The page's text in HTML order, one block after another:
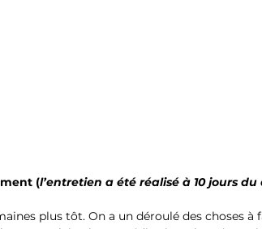
(l’entretien a été réalisé à 10 jours
plus tôt. On a un déroulé des choses à